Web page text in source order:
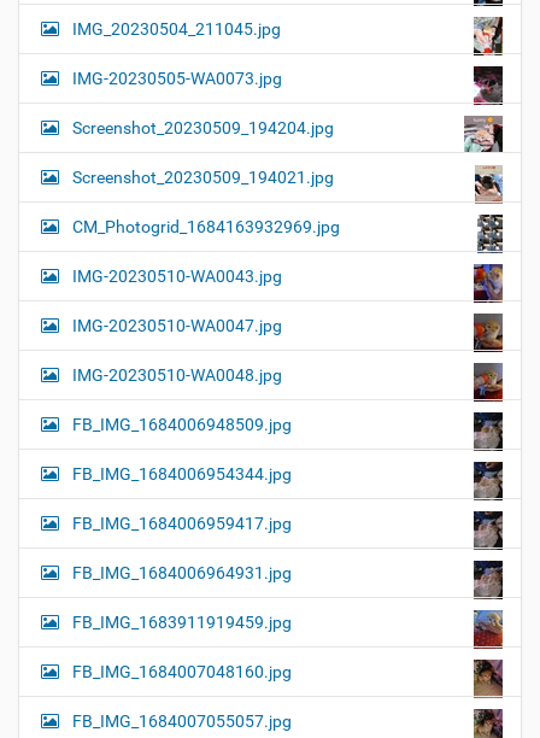
IMG_20230504_211045.jpg
IMG-20230505-WA0073.jpg
Screenshot_20230509_194204.jpg
Screenshot_20230509_194021.jpg
CM_Photogrid_1684163932969.jpg
IMG-20230510-WA0043.jpg
IMG-20230510-WA0047.jpg
IMG-20230510-WA0048.jpg
FB_IMG_1684006948509.jpg
FB_IMG_1684006954344.jpg
FB_IMG_1684006959417.jpg
FB_IMG_1684006964931.jpg
FB_IMG_1683911919459.jpg
FB_IMG_1684007048160.jpg
FB_IMG_1684007055057.jpg